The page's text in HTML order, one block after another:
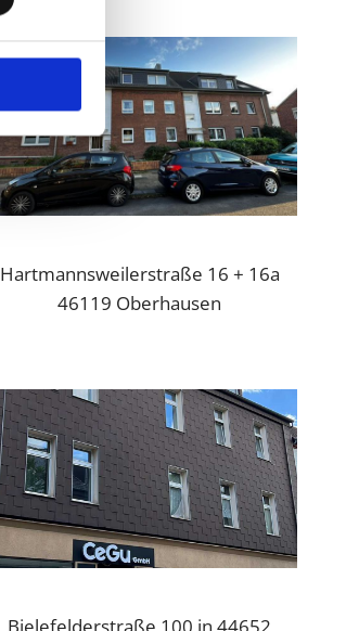
Hartmannsweilerstraße 16 + 16a
46119 Oberhausen